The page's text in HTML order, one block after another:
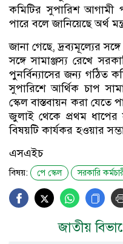
কমিটির সুপারিশ আগামী
পারে বলে জানিয়েছে অর্থ
জানা গেছে, দ্রব্যমূল্যের
সঙ্গে সামাঞ্জস্য রেখে
পুনর্বিন্যাসের জন্য গঠিত
সুপারিশে আর্থিক চাপ
স্কেল বাস্তবায়ন করা যেতে
জুলাই থেকে প্রথম ধাপের
বিষয়টি কার্যকর হওয়ার
এসএইচ
বিষয়: পে স্কেল সরকারি
জাতীয়